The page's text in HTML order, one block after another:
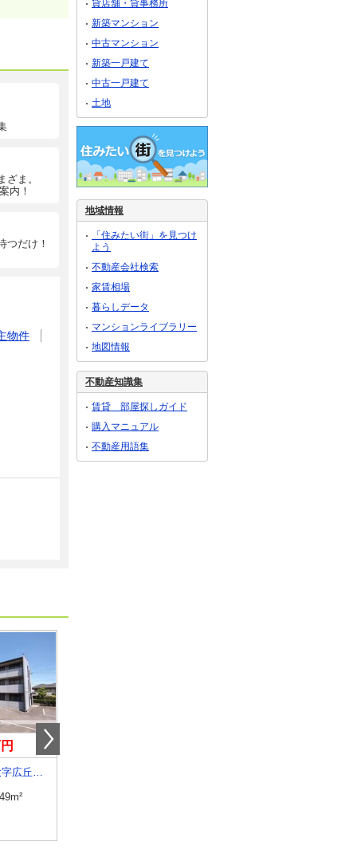
ま。
内！
つだけ！
物件
長野県塩尻市大字広丘高出
貸店舗・貸事務所
新築マンション
中古マンション
新築一戸建て
中古一戸建て
土地
地域情報
「住みたい街」を見つけ
よう
不動産会社検索
家賃相場
暮らしデータ
マンションライブラリー
地図情報
不動産知識集
賃貸 部屋探しガイド
購入マニュアル
不動産用語集